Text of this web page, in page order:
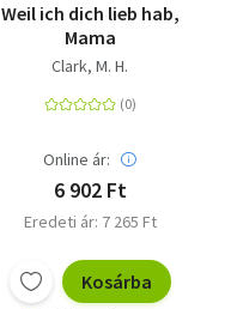
Weil ich dich lieb hab,
Mama
Clark, M. H.
Online ár:
6 902 Ft
Eredeti ár: 7 265 Ft
Kosárba